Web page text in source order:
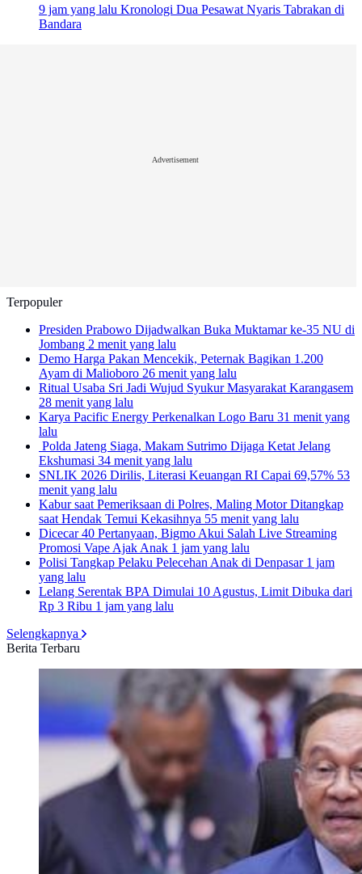
9 jam yang lalu Kronologi Dua Pesawat Nyaris Tabrakan di
Bandara
Advertisement
Terpopuler
Presiden Prabowo Dijadwalkan Buka Muktamar ke-35 NU di
Jombang 2 menit yang lalu
Demo Harga Pakan Mencekik, Peternak Bagikan 1.200
Ayam di Malioboro 26 menit yang lalu
Ritual Usaba Sri Jadi Wujud Syukur Masyarakat Karangasem
28 menit yang lalu
Karya Pacific Energy Perkenalkan Logo Baru 31 menit yang
lalu
Polda Jateng Siaga, Makam Sutrimo Dijaga Ketat Jelang
Ekshumasi 34 menit yang lalu
SNLIK 2026 Dirilis, Literasi Keuangan RI Capai 69,57% 53
menit yang lalu
Kabur saat Pemeriksaan di Polres, Maling Motor Ditangkap
saat Hendak Temui Kekasihnya 55 menit yang lalu
Dicecar 40 Pertanyaan, Bigmo Akui Salah Live Streaming
Promosi Vape Ajak Anak 1 jam yang lalu
Polisi Tangkap Pelaku Pelecehan Anak di Denpasar 1 jam
yang lalu
Lelang Serentak BPA Dimulai 10 Agustus, Limit Dibuka dari
Rp 3 Ribu 1 jam yang lalu
Selengkapnya
Berita Terbaru